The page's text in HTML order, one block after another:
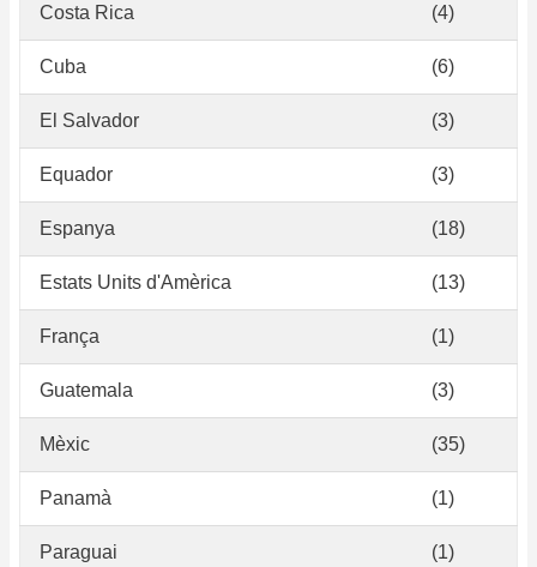
Costa Rica (4)
Cuba (6)
El Salvador (3)
Equador (3)
Espanya (18)
Estats Units d'Amèrica (13)
França (1)
Guatemala (3)
Mèxic (35)
Panamà (1)
Paraguai (1)